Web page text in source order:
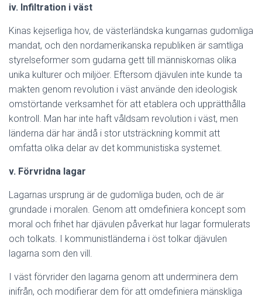
iv. Infiltration i väst
Kinas kejserliga hov, de västerländska kungarnas gudomliga
mandat, och den nordamerikanska republiken är samtliga
styrelseformer som gudarna gett till människornas olika
unika kulturer och miljöer. Eftersom djävulen inte kunde ta
makten genom revolution i väst använde den ideologisk
omstörtande verksamhet för att etablera och upprätthålla
kontroll. Man har inte haft våldsam revolution i väst, men
länderna där har ändå i stor utsträckning kommit att
omfatta olika delar av det kommunistiska systemet.
v. Förvridna lagar
Lagarnas ursprung är de gudomliga buden, och de är
grundade i moralen. Genom att omdefiniera koncept som
moral och frihet har djävulen påverkat hur lagar formulerats
och tolkats. I kommunistländerna i öst tolkar djävulen
lagarna som den vill.
I väst förvrider den lagarna genom att underminera dem
inifrån, och modifierar dem för att omdefiniera mänskliga